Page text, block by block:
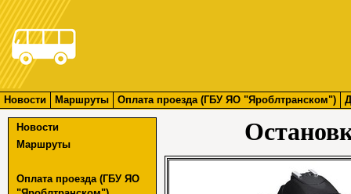
Новости Маршруты Оплата проезда (ГБУ ЯО "Яроблтранском")
Новости
Маршруты
Оплата проезда (ГБУ ЯО